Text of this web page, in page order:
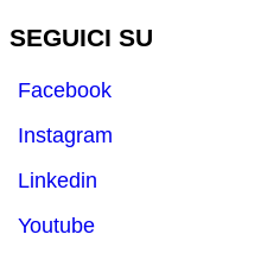
SEGUICI SU
Facebook
Instagram
Linkedin
Youtube